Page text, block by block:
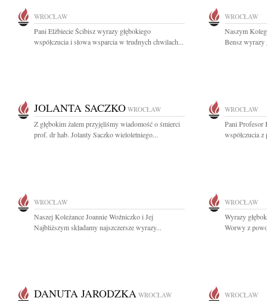
WROCŁAW
Pani Elżbiecie Ścibisz wyrazy głębokiego
współczucia i słowa wsparcia w trudnych chwilach...
WROCŁAW
Naszym
Bensz wyrazy
JOLANTA SACZKO WROCŁAW
Z głębokim żalem przyjęliśmy wiadomość o śmierci
prof. dr hab. Jolanty Saczko wieloletniego...
WROCŁAW
Pani Profesor
współczucia
WROCŁAW
Naszej Koleżance Joannie Woźniczko i Jej
Najbliższym składamy najszczersze wyrazy...
WROCŁAW
Wyrazy
Worwy z
DANUTA JARODZKA WROCŁAW WROCŁAW